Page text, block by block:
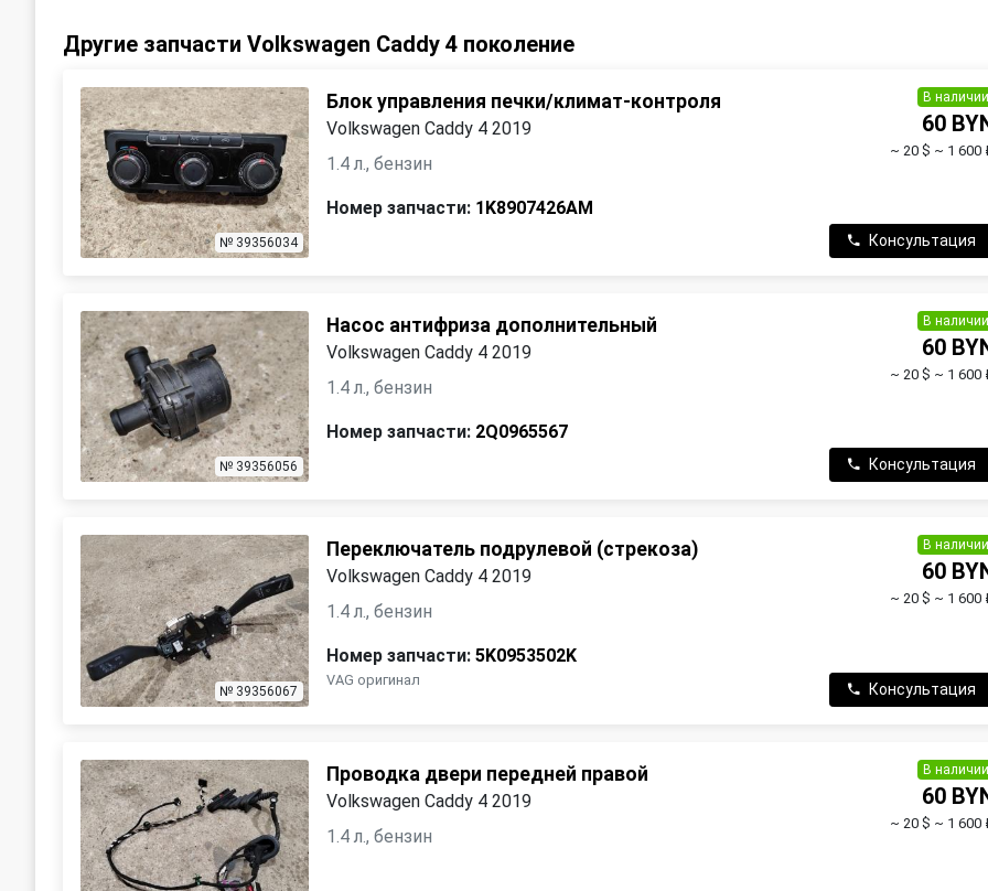
Другие запчасти Volkswagen Caddy 4 поколение
№ 39356034
Блок управления печки/климат-контроля
Volkswagen Caddy 4 2019
1.4 л., бензин
Номер запчасти: 1K8907426AM
В наличии
60
~ 20 $ ~ 1 600
Консультация
№ 39356056
Насос антифриза дополнительный
Volkswagen Caddy 4 2019
1.4 л., бензин
Номер запчасти: 2Q0965567
В наличии
60
~ 20 $ ~ 1 600
Консультация
№ 39356067
Переключатель подрулевой (стрекоза)
Volkswagen Caddy 4 2019
1.4 л., бензин
Номер запчасти: 5K0953502K
VAG оригинал
В наличии
60
~ 20 $ ~ 1 600
Консультация
Проводка двери передней правой
Volkswagen Caddy 4 2019
1.4 л., бензин
В наличии
60
~ 20 $ ~ 1 600